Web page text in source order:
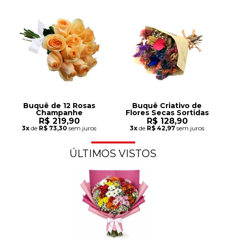
Buquê de 12 Rosas
Champanhe
R$ 219,90
3x de R$ 73,30sem juros
Buquê Criativo de
Flores Secas Sortidas
R$ 128,90
3x de R$ 42,97sem juros
ÚLTIMOS VISTOS